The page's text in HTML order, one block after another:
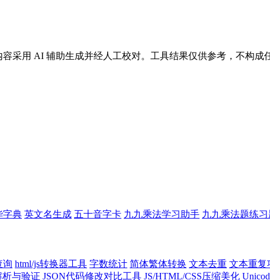
采用 AI 辅助生成并经人工校对。工具结果仅供参考，不构成
字典 英文名生成 五十音字卡 九九乘法学习助手 九九乘法题练
询 html/js转换器工具 字数统计 简体繁体转换 文本去重 文本重复
析与验证 JSON代码修改对比工具 JS/HTML/CSS压缩美化